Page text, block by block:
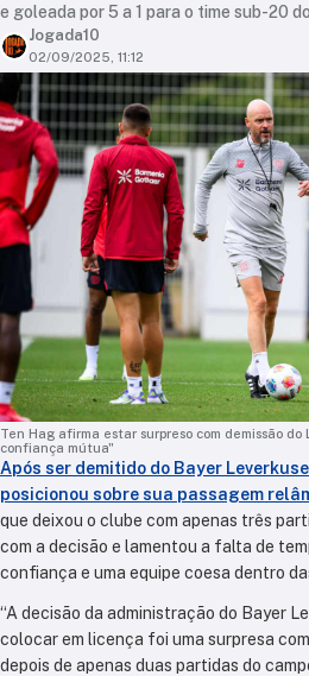
e goleada por 5 a 1 para o time sub-20
Jogada10
02/09/2025, 11:12
Ten Hag afirma estar surpreso com demissão
confiança mútua"
Após ser demitido do Bayer
posicionou sobre sua passagem
que deixou o clube com apenas três
com a decisão e lamentou a falta de
confiança e uma equipe coesa dentro
“A decisão da administração do Bayer
colocar em licença foi uma surpresa
depois de apenas duas partidas do